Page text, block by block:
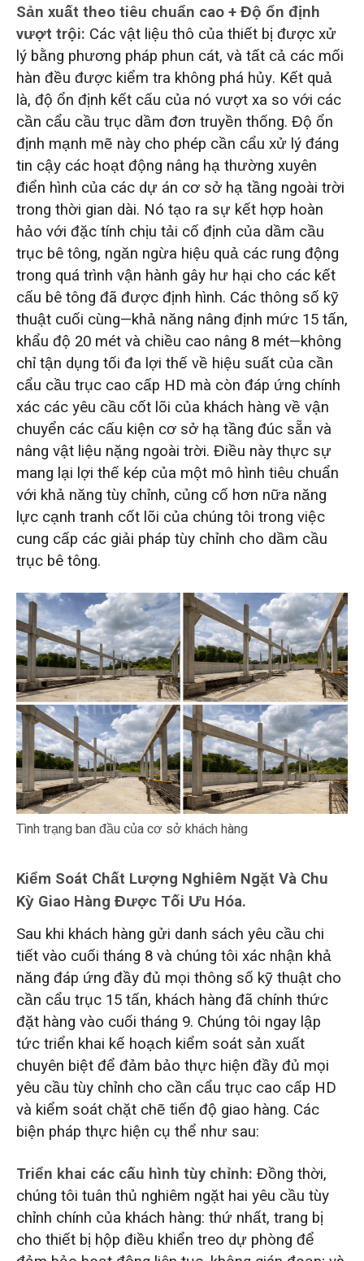
Sản xuất theo tiêu chuẩn cao + Độ ổn định
vượt trội: Các vật liệu thô của thiết bị được xử
lý bằng phương pháp phun cát, và tất cả các mối
hàn đều được kiểm tra không phá hủy. Kết quả
là, độ ổn định kết cấu của nó vượt xa so với các
cần cẩu cầu trục dầm đơn truyền thống. Độ ổn
định mạnh mẽ này cho phép cần cẩu xử lý đáng
tin cậy các hoạt động nâng hạ thường xuyên
điển hình của các dự án cơ sở hạ tầng ngoài trời
trong thời gian dài. Nó tạo ra sự kết hợp hoàn
hảo với đặc tính chịu tải cố định của dầm cầu
trục bê tông, ngăn ngừa hiệu quả các rung động
trong quá trình vận hành gây hư hại cho các kết
cấu bê tông đã được định hình. Các thông số kỹ
thuật cuối cùng—khả năng nâng định mức 15 tấn,
khẩu độ 20 mét và chiều cao nâng 8 mét—không
chỉ tận dụng tối đa lợi thế về hiệu suất của cần
cẩu cầu trục cao cấp HD mà còn đáp ứng chính
xác các yêu cầu cốt lõi của khách hàng về vận
chuyển các cấu kiện cơ sở hạ tầng đúc sẵn và
nâng vật liệu nặng ngoài trời. Điều này thực sự
mang lại lợi thế kép của một mô hình tiêu chuẩn
với khả năng tùy chỉnh, củng cố hơn nữa năng
lực cạnh tranh cốt lõi của chúng tôi trong việc
cung cấp các giải pháp tùy chỉnh cho dầm cầu
trục bê tông.
Tình trạng ban đầu của cơ sở khách hàng
Kiểm Soát Chất Lượng Nghiêm Ngặt Và Chu
Kỳ Giao Hàng Được Tối Ưu Hóa.
Sau khi khách hàng gửi danh sách yêu cầu chi
tiết vào cuối tháng 8 và chúng tôi xác nhận khả
năng đáp ứng đầy đủ mọi thông số kỹ thuật cho
cần cẩu trục 15 tấn, khách hàng đã chính thức
đặt hàng vào cuối tháng 9. Chúng tôi ngay lập
tức triển khai kế hoạch kiểm soát sản xuất
chuyên biệt để đảm bảo thực hiện đầy đủ mọi
yêu cầu tùy chỉnh cho cần cẩu trục cao cấp HD
và kiểm soát chặt chẽ tiến độ giao hàng. Các
biện pháp thực hiện cụ thể như sau:
Triển khai các cấu hình tùy chỉnh: Đồng thời,
chúng tôi tuân thủ nghiêm ngặt hai yêu cầu tùy
chỉnh chính của khách hàng: thứ nhất, trang bị
cho thiết bị hộp điều khiển treo dự phòng để